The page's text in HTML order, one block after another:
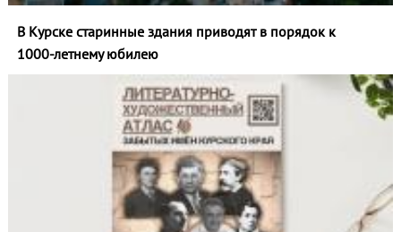
В Курске старинные здания приводят в порядок к
1000‑летнему юбилею